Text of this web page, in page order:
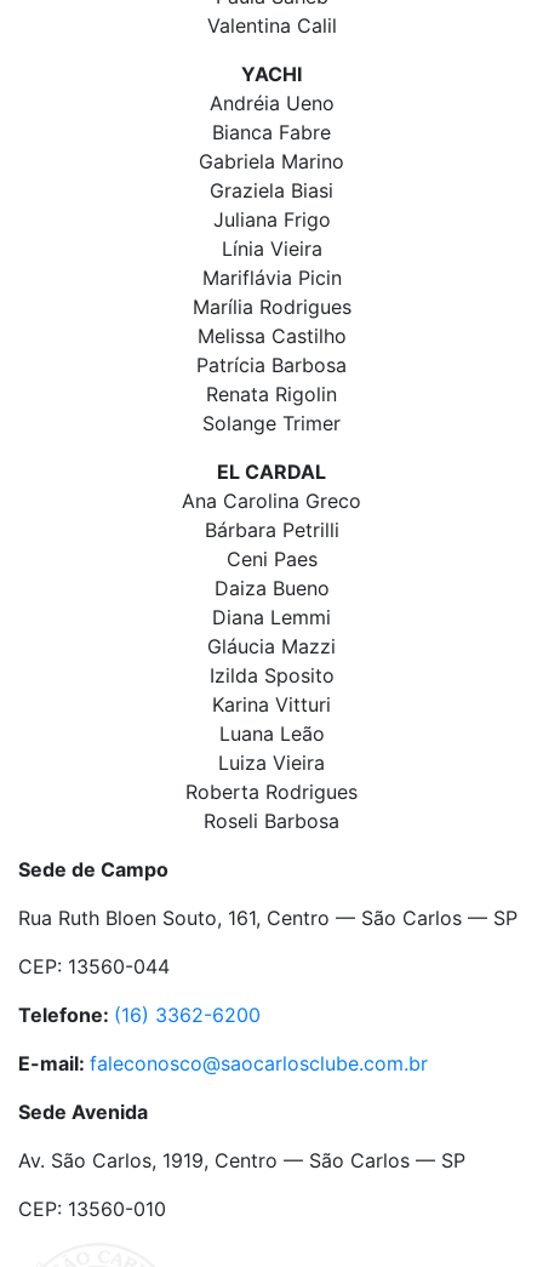
Valentina Calil
YACHI
Andréia Ueno
Bianca Fabre
Gabriela Marino
Graziela Biasi
Juliana Frigo
Línia Vieira
Mariflávia Picin
Marília Rodrigues
Melissa Castilho
Patrícia Barbosa
Renata Rigolin
Solange Trimer
EL CARDAL
Ana Carolina Greco
Bárbara Petrilli
Ceni Paes
Daiza Bueno
Diana Lemmi
Gláucia Mazzi
Izilda Sposito
Karina Vitturi
Luana Leão
Luiza Vieira
Roberta Rodrigues
Roseli Barbosa
Sede de Campo
Rua Ruth Bloen Souto, 161, Centro — São Carlos — SP
CEP: 13560-044
Telefone: (16) 3362-6200
E-mail: faleconosco@saocarlosclube.com.br
Sede Avenida
Av. São Carlos, 1919, Centro — São Carlos — SP
CEP: 13560-010